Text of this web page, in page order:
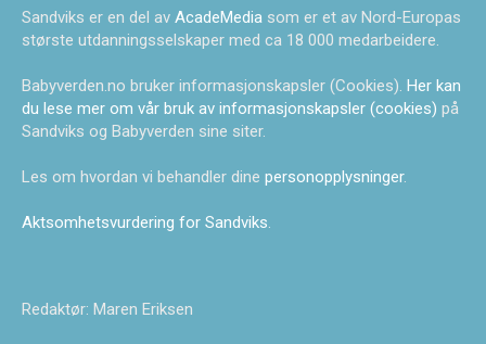
Sandviks er en del av AcadeMedia som er et av Nord-Europas
største utdanningsselskaper med ca 18 000 medarbeidere.
Babyverden.no bruker informasjonskapsler (Cookies). Her kan
du lese mer om vår bruk av informasjonskapsler (cookies) på
Sandviks og Babyverden sine siter.
Les om hvordan vi behandler dine personopplysninger.
Aktsomhetsvurdering for Sandviks.
Redaktør: Maren Eriksen